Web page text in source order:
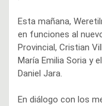
Esta mañana,
en funciones al
Provincial, Cristian
María Emilia Soria y
Daniel Jara.
En diálogo con los